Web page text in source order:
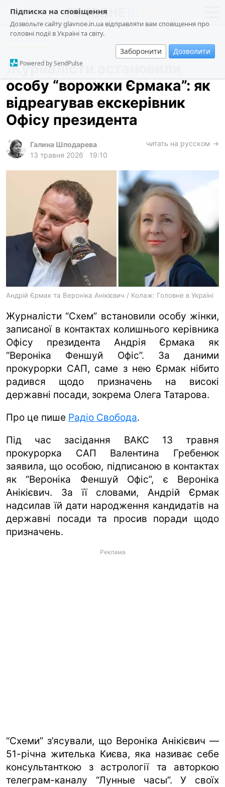
Підписка на сповіщення
Дозвольте сайту glavnoe.in.ua відправляти вам сповіщення про
головні події в Україні та світу.
Заборонити Дозволити
Powered by SendPulse
новини
про проєкт
суспільство
події
кримінал
техно
харків
архів
gambling
ua ru en
Суспільство
Журналісти встановили
особу “ворожки Єрмака”: як
відреагував екскерівник
Офісу президента
Галина Шподарева
13 травня 2026
19:10
читать на русском →
Андрій Єрмак та Вероніка Анікієвич / Колаж: Головне в Україні
Журналісти “Схем” встановили особу жінки,
записаної в контактах колишнього керівника
Офісу президента Андрія Єрмака як
“Вероніка Феншуй Офіс”. За даними
прокурорки САП, саме з нею Єрмак нібито
радився щодо призначень на високі
державні посади, зокрема Олега Татарова.
Про це пише Радіо Свобода.
Під час засідання ВАКС 13 травня
прокурорка САП Валентина Гребенюк
заявила, що особою, підписаною в контактах
як “Вероніка Феншуй Офіс”, є Вероніка
Анікієвич. За її словами, Андрій Єрмак
надсилав їй дати народження кандидатів на
державні посади та просив поради щодо
призначень.
Реклама
“Схеми” з’ясували, що Вероніка Анікієвич —
51-річна жителька Києва, яка називає себе
консультанткою з астрології та авторкою
телеграм-каналу “Лунные часы”. У своїх